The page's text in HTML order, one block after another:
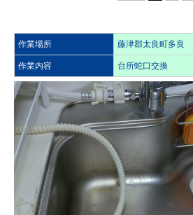
作業場所 藤津郡太良町多良
作業内容 台所蛇口交換